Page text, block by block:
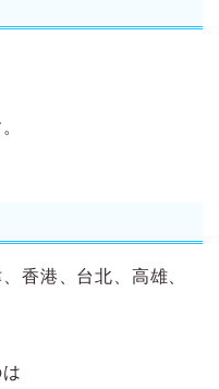
香港、台北、高雄、